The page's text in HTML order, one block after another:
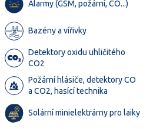
Alarmy (GSM, požární, CO...)
Bazény a vířivky
Detektory oxidu uhličitého
CO2
Požární hlásiče, detektory CO
a CO2, hasící technika
Solární minielektrárny pro laiky